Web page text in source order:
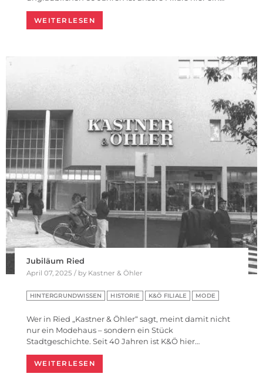
WEITERLESEN
Jubiläum Ried
April 07, 2025 / by Kastner & Öhler
HINTERGRUNDWISSEN HISTORIE K&Ö FILIALE MODE
Wer in Ried „Kastner & Öhler“ sagt, meint damit nicht
nur ein Modehaus – sondern ein Stück
Stadtgeschichte. Seit 40 Jahren ist K&Ö hier…
WEITERLESEN